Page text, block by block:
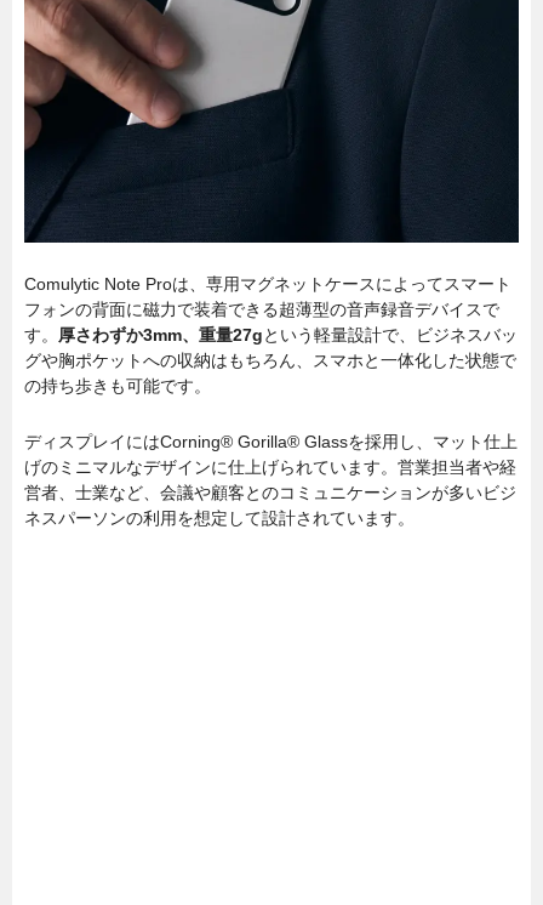
Comulytic Note Proは、専用マグネットケースによってスマート
フォンの背面に磁力で装着できる超薄型の音声録音デバイスで
す。 厚さわずか3mm、重量27gという軽量設計で、ビジネスバッ
グや胸ポケットへの収納はもちろん、スマホと一体化した状態で
の持ち歩きも可能です。
ディスプレイにはCorning® Gorilla® Glassを採用し、マット仕上
げのミニマルなデザインに仕上げられています。営業担当者や経
営者、士業など、会議や顧客とのコミュニケーションが多いビジ
ネスパーソンの利用を想定して設計されています。